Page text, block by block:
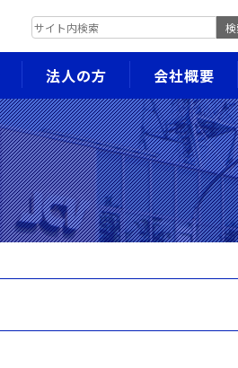
法人の方 会社概要